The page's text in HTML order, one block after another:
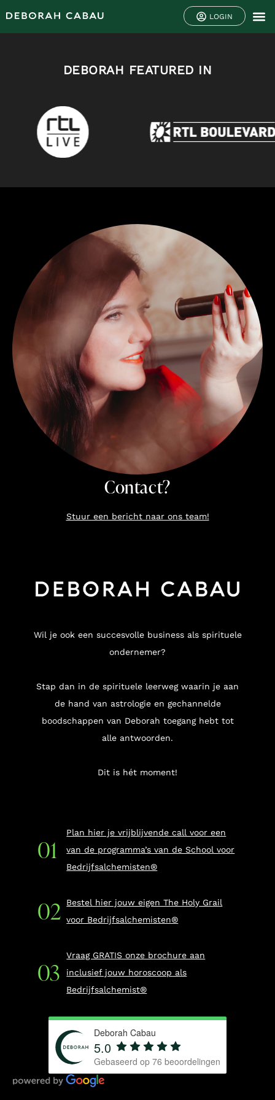
LOGIN
DEBORAH FEATURED IN
Contact?
Stuur een bericht naar ons team!
Wil je ook een succesvolle business als spirituele
ondernemer?
Stap dan in de spirituele leerweg waarin je aan
de hand van astrologie en gechannelde
boodschappen van Deborah toegang hebt tot
alle antwoorden.
Dit is hét moment!
Plan hier je vrijblijvende call voor een
van de programma’s van de School voor
Bedrijfsalchemisten®
Bestel hier jouw eigen The Holy Grail
voor Bedrijfsalchemisten®
Vraag GRATIS onze brochure aan
inclusief jouw horoscoop als
Bedrijfsalchemist®
Deborah Cabau
5.0
Gebaseerd op 76 beoordelingen